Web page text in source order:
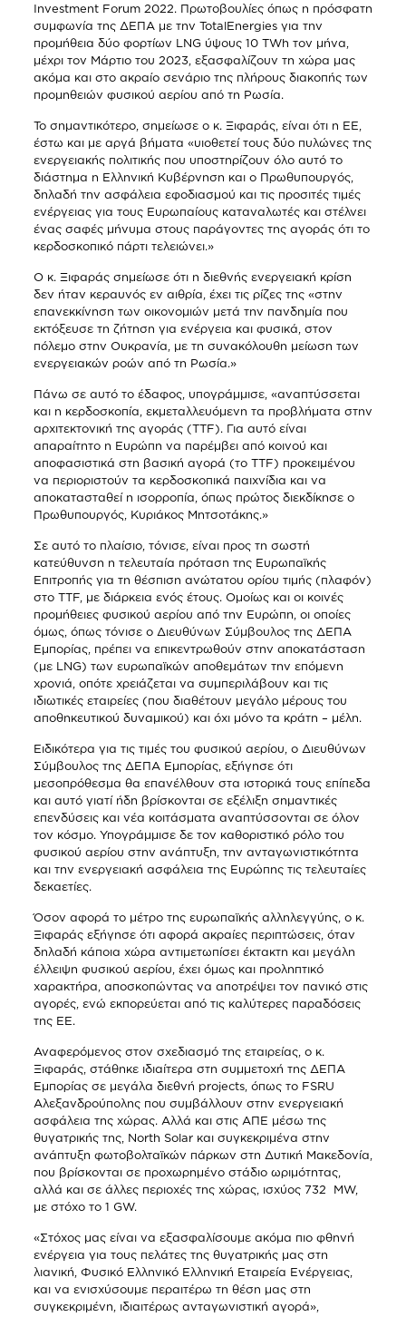
Investment Forum 2022. Πρωτοβουλίες όπως η πρόσφατη
συμφωνία της ΔΕΠΑ με την TotalEnergies για την
προμήθεια δύο φορτίων LNG ύψους 10 TWh τον μήνα,
μέχρι τον Μάρτιο του 2023, εξασφαλίζουν τη χώρα μας
ακόμα και στο ακραίο σενάριο της πλήρους διακοπής των
προμηθειών φυσικού αερίου από τη Ρωσία.
Το σημαντικότερο, σημείωσε ο κ. Ξιφαράς, είναι ότι η ΕΕ,
έστω και με αργά βήματα «υιοθετεί τους δύο πυλώνες της
ενεργειακής πολιτικής που υποστηρίζουν όλο αυτό το
διάστημα η Ελληνική Κυβέρνηση και ο Πρωθυπουργός,
δηλαδή την ασφάλεια εφοδιασμού και τις προσιτές τιμές
ενέργειας για τους Ευρωπαίους καταναλωτές και στέλνει
ένας σαφές μήνυμα στους παράγοντες της αγοράς ότι το
κερδοσκοπικό πάρτι τελειώνει.»
Ο κ. Ξιφαράς σημείωσε ότι η διεθνής ενεργειακή κρίση
δεν ήταν κεραυνός εν αιθρία, έχει τις ρίζες της «στην
επανεκκίνηση των οικονομιών μετά την πανδημία που
εκτόξευσε τη ζήτηση για ενέργεια και φυσικά, στον
πόλεμο στην Ουκρανία, με τη συνακόλουθη μείωση των
ενεργειακών ροών από τη Ρωσία.»
Πάνω σε αυτό το έδαφος, υπογράμμισε, «αναπτύσσεται
και η κερδοσκοπία, εκμεταλλευόμενη τα προβλήματα στην
αρχιτεκτονική της αγοράς (ΤΤF). Για αυτό είναι
απαραίτητο η Ευρώπη να παρέμβει από κοινού και
αποφασιστικά στη βασική αγορά (το TTF) προκειμένου
να περιοριστούν τα κερδοσκοπικά παιχνίδια και να
αποκατασταθεί η ισορροπία, όπως πρώτος διεκδίκησε ο
Πρωθυπουργός, Κυριάκος Μητσοτάκης.»
Σε αυτό το πλαίσιο, τόνισε, είναι προς τη σωστή
κατεύθυνση η τελευταία πρόταση της Ευρωπαϊκής
Επιτροπής για τη θέσπιση ανώτατου ορίου τιμής (πλαφόν)
στο TTF, με διάρκεια ενός έτους. Ομοίως και οι κοινές
προμήθειες φυσικού αερίου από την Ευρώπη, οι οποίες
όμως, όπως τόνισε ο Διευθύνων Σύμβουλος της ΔΕΠΑ
Εμπορίας, πρέπει να επικεντρωθούν στην αποκατάσταση
(με LNG) των ευρωπαϊκών αποθεμάτων την επόμενη
χρονιά, οπότε χρειάζεται να συμπεριλάβουν και τις
ιδιωτικές εταιρείες (που διαθέτουν μεγάλο μέρους του
αποθηκευτικού δυναμικού) και όχι μόνο τα κράτη – μέλη.
Ειδικότερα για τις τιμές του φυσικού αερίου, ο Διευθύνων
Σύμβουλος της ΔΕΠΑ Εμπορίας, εξήγησε ότι
μεσοπρόθεσμα θα επανέλθουν στα ιστορικά τους επίπεδα
και αυτό γιατί ήδη βρίσκονται σε εξέλιξη σημαντικές
επενδύσεις και νέα κοιτάσματα αναπτύσσονται σε όλον
τον κόσμο. Υπογράμμισε δε τον καθοριστικό ρόλο του
φυσικού αερίου στην ανάπτυξη, την ανταγωνιστικότητα
και την ενεργειακή ασφάλεια της Ευρώπης τις τελευταίες
δεκαετίες.
Όσον αφορά το μέτρο της ευρωπαϊκής αλληλεγγύης, ο κ.
Ξιφαράς εξήγησε ότι αφορά ακραίες περιπτώσεις, όταν
δηλαδή κάποια χώρα αντιμετωπίσει έκτακτη και μεγάλη
έλλειψη φυσικού αερίου, έχει όμως και προληπτικό
χαρακτήρα, αποσκοπώντας να αποτρέψει τον πανικό στις
αγορές, ενώ εκπορεύεται από τις καλύτερες παραδόσεις
της ΕΕ.
Αναφερόμενος στον σχεδιασμό της εταιρείας, ο κ.
Ξιφαράς, στάθηκε ιδιαίτερα στη συμμετοχή της ΔΕΠΑ
Εμπορίας σε μεγάλα διεθνή projects, όπως το FSRU
Αλεξανδρούπολης που συμβάλλουν στην ενεργειακή
ασφάλεια της χώρας. Αλλά και στις ΑΠΕ μέσω της
θυγατρικής της, North Solar και συγκεκριμένα στην
ανάπτυξη φωτοβολταϊκών πάρκων στη Δυτική Μακεδονία,
που βρίσκονται σε προχωρημένο στάδιο ωριμότητας,
αλλά και σε άλλες περιοχές της χώρας, ισχύος 732 MW,
με στόχο το 1 GW.
«Στόχος μας είναι να εξασφαλίσουμε ακόμα πιο φθηνή
ενέργεια για τους πελάτες της θυγατρικής μας στη
λιανική, Φυσικό Ελληνικό Ελληνική Εταιρεία Ενέργειας,
και να ενισχύσουμε περαιτέρω τη θέση μας στη
συγκεκριμένη, ιδιαιτέρως ανταγωνιστική αγορά»,